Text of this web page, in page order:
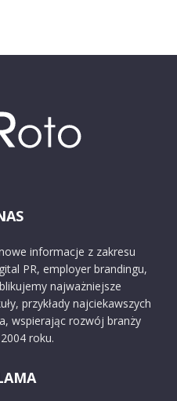
informacje z zakresu
PR, employer brandingu,
najważniejsze
przykłady najciekawszych
wspierając rozwój branży
roku.